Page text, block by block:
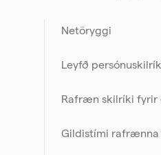
Netöryggi
Leyfð
Rafræn skilríki fyrir
Gildistími rafrænna